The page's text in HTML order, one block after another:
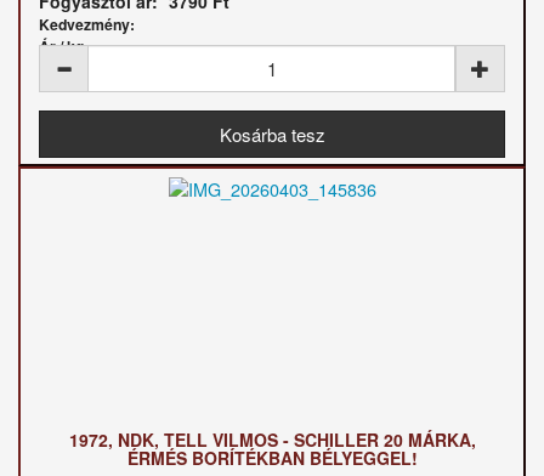
Kedvezmény:
Ár / kg:
1972, NDK, TELL VILMOS - SCHILLER 20 MÁRKA,
ÉRMÉS BORÍTÉKBAN BÉLYEGGEL!